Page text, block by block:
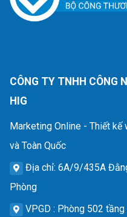
CÔNG TY TNHH CÔNG
HIG
Marketing Online - Thiết kế
và Toàn Quốc
Địa chỉ: 6A/9/435A
Phòng
VPGD : Phòng 502